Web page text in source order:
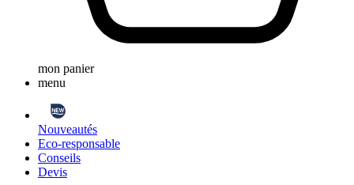
mon panier
menu
Nouveautés
Eco-responsable
Conseils
Devis